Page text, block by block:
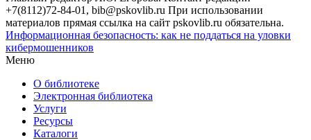
+7(8112)72-84-01, bib@pskovlib.ru При использовании
материалов прямая ссылка на сайт pskovlib.ru обязательна.
Информационная безопасность: как не поддаться на уловки
кибермошенников
Меню
О библиотеке
Электронная библиотека
Услуги
Ресурсы
Каталоги